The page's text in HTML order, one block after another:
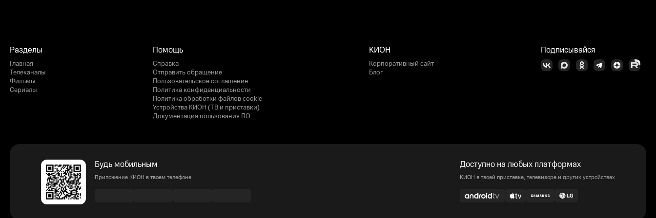
Разделы
Главная
Телеканалы
Фильмы
Сериалы
Помощь
Справка
Отправить обращение
Пользовательское соглашение
Политика конфиденциальности
Политика обработки файлов cookie
Устройства КИОН (ТВ и приставки)
Документация пользования ПО
КИОН
Корпоративный сайт
Блог
Подписывайся
Будь мобильным
Приложение КИОН в твоем телефоне
Доступно на любых платформах
КИОН в твоей приставке, телевизоре и других устройствах